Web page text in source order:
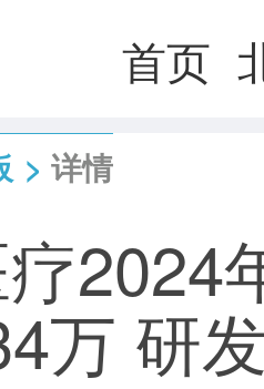
首页
> 详情
2024
万 研